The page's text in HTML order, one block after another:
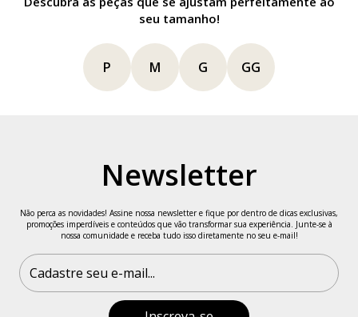
GG(44)
104cm 100cm 112cm 85cm
Informações da Modelo
Altura: 1,66 m
Cintura: 66 cm
Quadril: 99 cm
seu tamanho!
P M G GG
Newsletter
Não perca as novidades! Assine nossa newsletter e fique por dentro de dicas exclusivas,
promoções imperdíveis e conteúdos que vão transformar sua experiência. Junte-se à
nossa comunidade e receba tudo isso diretamente no seu e-mail!